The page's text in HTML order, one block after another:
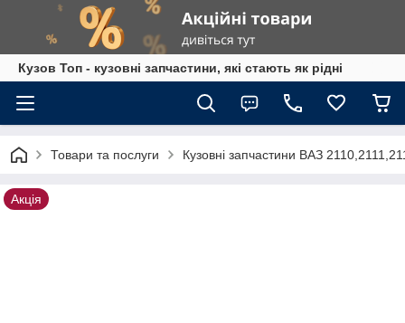
Кузов Топ - кузовні запчастини, які стають як рідні
Товари та послуги Кузовні запчастини ВАЗ
Акція